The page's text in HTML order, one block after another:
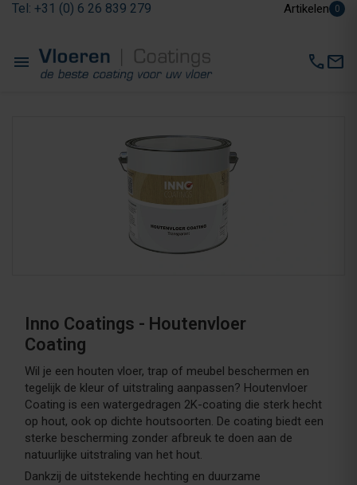
Tel: +31 (0) 6 26 839 279 Artikelen 0
menu callmail
Inno Coatings - Houtenvloer
Coating
Wil je een houten vloer, trap of meubel beschermen en
tegelijk de kleur of uitstraling aanpassen? Houtenvloer
Coating is een watergedragen 2K-coating die sterk hecht
op hout, ook op dichte houtsoorten. De coating biedt een
sterke bescherming zonder afbreuk te doen aan de
natuurlijke uitstraling van het hout.
Dankzij de uitstekende hechting en duurzame